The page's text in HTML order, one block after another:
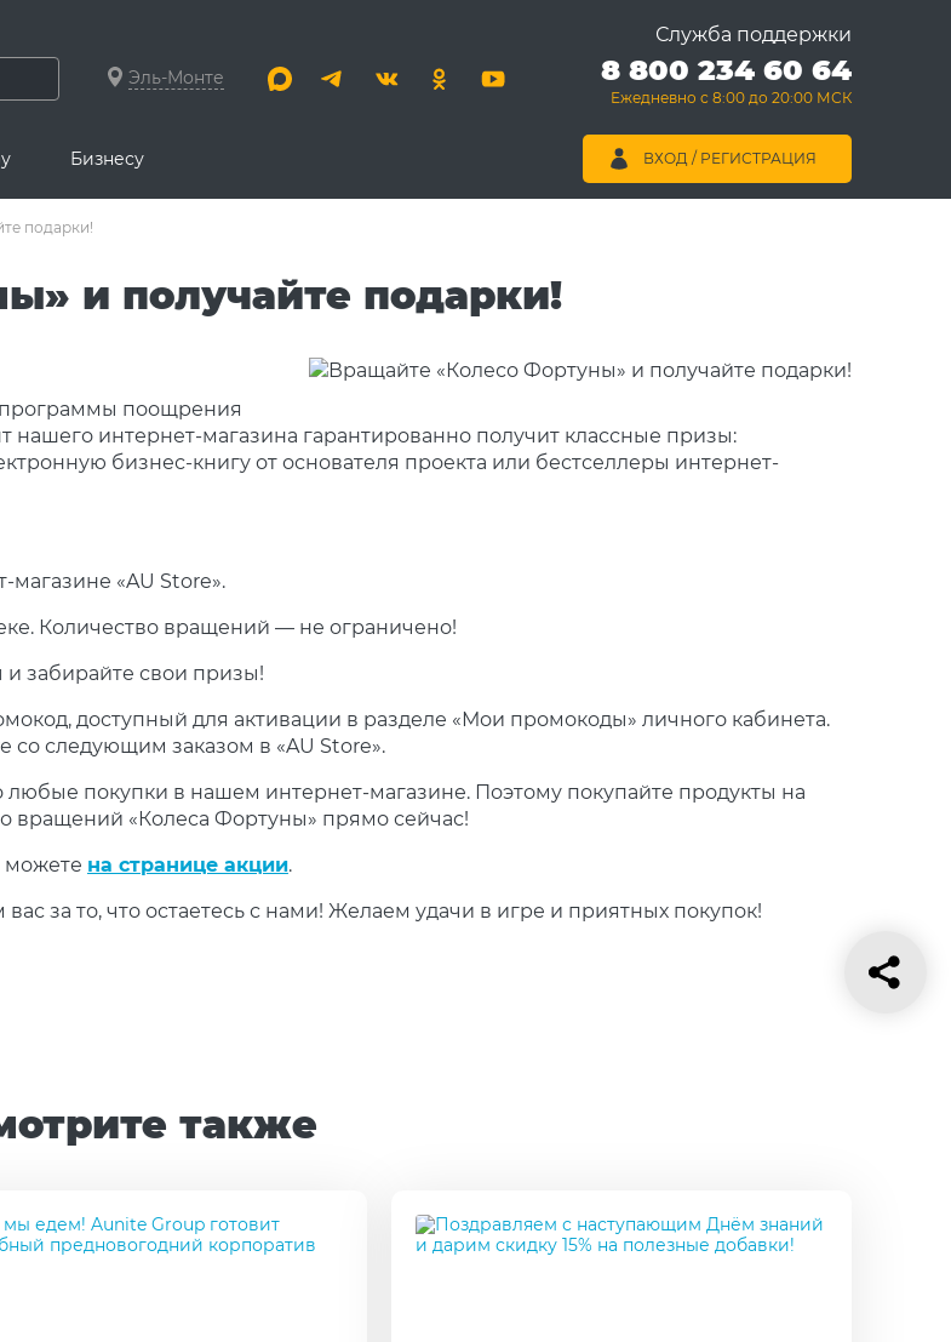
Эль-Монте
Служба поддержки
8 800 234 60 64
Ежедневно с 8:00 до 20:00 МСК
Бизнесу ВХОД / РЕГИСТРАЦИЯ
подарки!
и получайте подарки!
программы поощрения
нашего интернет-магазина гарантированно получит классные призы:
бизнес-книгу от основателя проекта или бестселлеры интернет-
«AU Store».
Количество вращений — не ограничено!
забирайте свои призы!
доступный для активации в разделе «Мои промокоды» личного кабинета.
со следующим заказом в «AU Store».
покупки в нашем интернет-магазине. Поэтому покупайте продукты на
вращений «Колеса Фортуны» прямо сейчас!
на странице акции.
за то, что остаетесь с нами! Желаем удачи в игре и приятных покупок!
также